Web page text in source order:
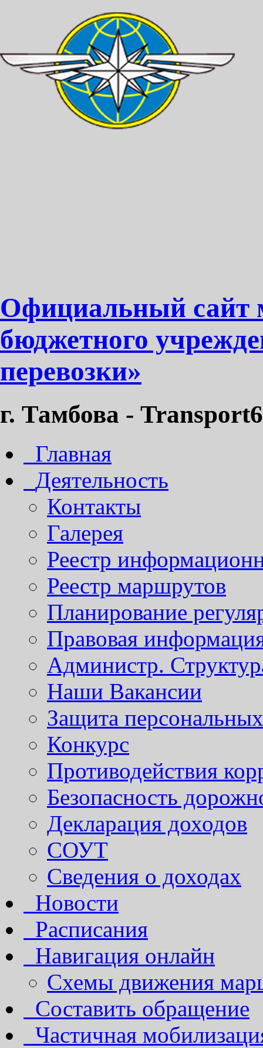
Официальный сайт
бюджетного
перевозки»
г. Тамбова -
Главная
Деятельность
Контакты
Галерея
Реестр
Реестр маршрутов
Планирование
Правовая
Администр.
Наши Вакансии
Защита
Конкурс
Противодействия
Безопасность
Декларация доходов
СОУТ
Сведения о доходах
Новости
Расписания
Навигация онлайн
Схемы движения
Составить обращение
Частичная